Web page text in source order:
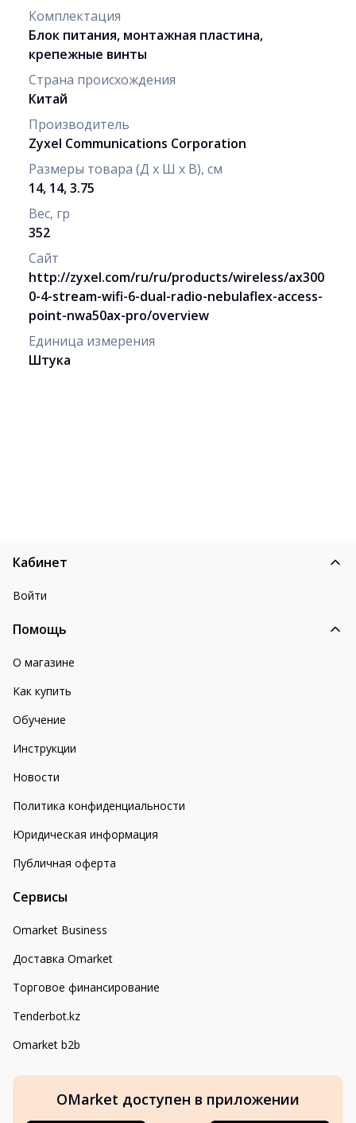
Комплектация
Блок питания, монтажная пластина,
крепежные винты
Страна происхождения
Китай
Производитель
Zyxel Communications Corporation
Размеры товара (Д х Ш х В), см
14, 14, 3.75
Вес, гр
352
Сайт
http://zyxel.com/ru/ru/products/wireless/ax300
0-4-stream-wifi-6-dual-radio-nebulaflex-access-
point-nwa50ax-pro/overview
Единица измерения
Штука
Кабинет
Войти
Помощь
О магазине
Как купить
Обучение
Инструкции
Новости
Политика конфиденциальности
Юридическая информация
Публичная оферта
Сервисы
Omarket Business
Доставка Omarket
Торговое финансирование
Tenderbot.kz
Omarket b2b
OMarket доступен в приложении